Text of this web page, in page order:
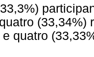
(33,34%)
quatro